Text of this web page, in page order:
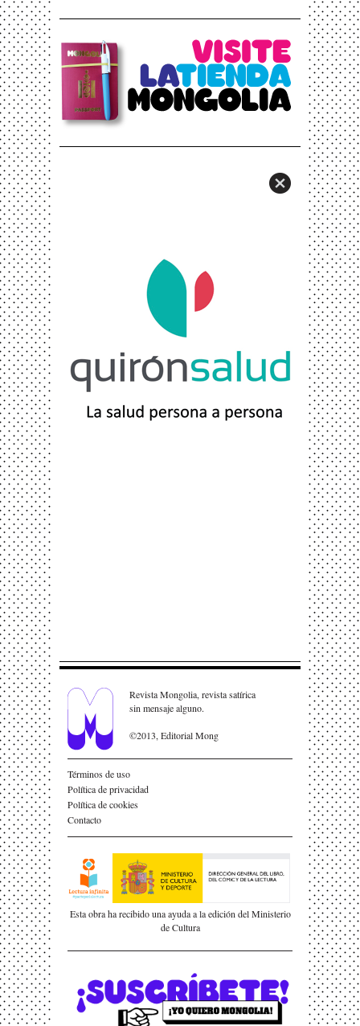
Revista Mongolia, revista satírica
sin mensaje alguno.
©2013, Editorial Mong
Términos de uso
Política de privacidad
Política de cookies
Contacto
Esta obra ha recibido una ayuda a la edición del Ministerio
de Cultura